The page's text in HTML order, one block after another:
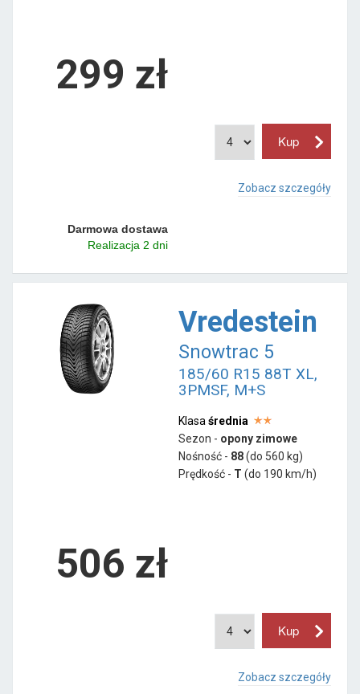
299 zł
Zobacz szczegóły
Darmowa dostawa
Realizacja 2 dni
Vredestein
Snowtrac 5
185/60 R15 88T XL,
3PMSF, M+S
Klasa średnia
Sezon - opony zimowe
Nośność - 88(do 560 kg)
Prędkość - T (do 190 km/h)
506 zł
Zobacz szczegóły